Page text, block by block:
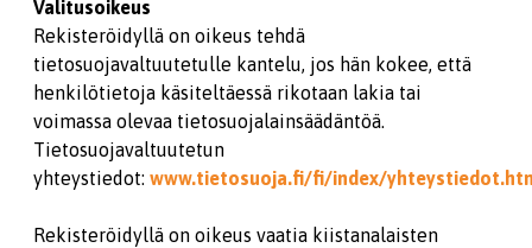
Valitusoikeus
Rekisteröidyllä on oikeus tehdä
tietosuojavaltuutetulle kantelu, jos hän kokee, että
henkilötietoja käsiteltäessä rikotaan lakia tai
voimassa olevaa tietosuojalainsäädäntöä.
Tietosuojavaltuutetun
yhteystiedot: www.tietosuoja.fi/fi/index/
Rekisteröidyllä on oikeus vaatia kiistanalaisten